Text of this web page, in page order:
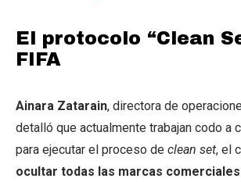
El protocolo “Clean
FIFA
Ainara Zatarain, directora de
detalló que actualmente trabajan codo a
para ejecutar el proceso de clean set, el
ocultar todas las marcas